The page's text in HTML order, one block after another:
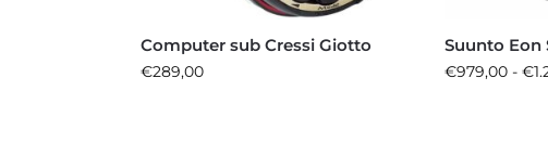
Computer sub Cressi Giotto
€289,00
Suunto Eon
€979,00 - €